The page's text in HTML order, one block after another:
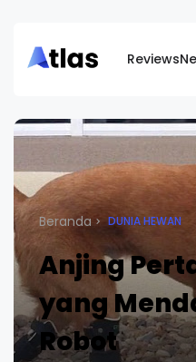
Reviews
Beranda DUNIA HEWAN
Anjing
yang
Robot